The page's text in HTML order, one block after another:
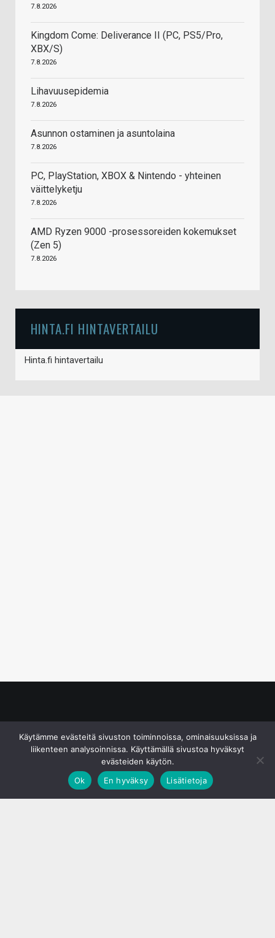
7.8.2026
Kingdom Come: Deliverance II (PC, PS5/Pro,
XBX/S)
7.8.2026
Lihavuusepidemia
7.8.2026
Asunnon ostaminen ja asuntolaina
7.8.2026
PC, PlayStation, XBOX & Nintendo - yhteinen
väittelyketju
7.8.2026
AMD Ryzen 9000 -prosessoreiden kokemukset
(Zen 5)
7.8.2026
HINTA.FI HINTAVERTAILU
Hinta.fi hintavertailu
Käytämme evästeitä sivuston toiminnoissa, ominaisuuksissa ja
liikenteen analysoinnissa. Käyttämällä sivustoa hyväksyt
evästeiden käytön.
Ok
En hyväksy Lisätietoja